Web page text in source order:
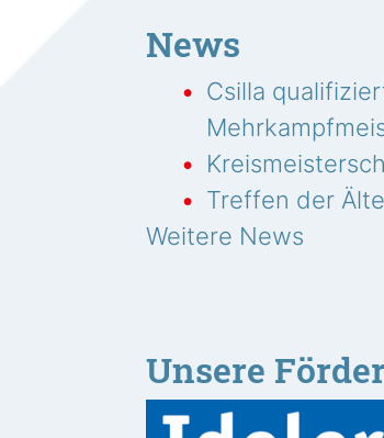
News
Csilla
Treffen der
Weitere News
Unsere